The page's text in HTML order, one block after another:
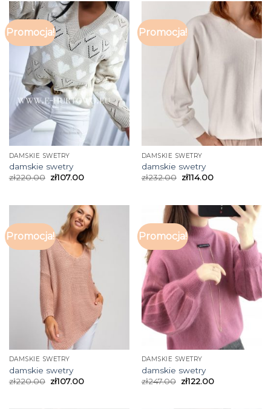
Promocja!
DAMSKIE SWETRY
damskie swetry
zł220.00 zł107.00
Promocja!
DAMSKIE SWETRY
damskie swetry
zł232.00 zł114.00
Promocja!
DAMSKIE SWETRY
damskie swetry
zł220.00 zł107.00
Promocja!
DAMSKIE SWETRY
damskie swetry
zł247.00 zł122.00